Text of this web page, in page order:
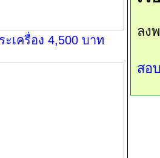
เครื่อง 4,500 บาท
ลง
สอ